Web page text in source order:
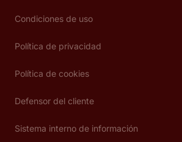
Condiciones de uso
Política de privacidad
Política de cookies
Defensor del cliente
Sistema interno de información